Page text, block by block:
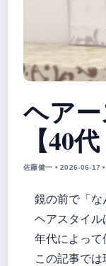
ヘア
【40
佐藤健一 • 2026-06-17
鏡の前で「
ヘアスタイル
年代によっ
この記事で